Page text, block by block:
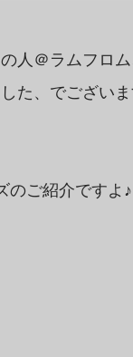
人＠ラムフロ
た、でござい
のご紹介ですよ♪